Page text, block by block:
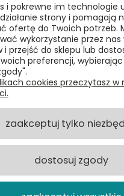
327
20, 00-020 Warszawa
i pokrewne im technologie
strony i pomagają
ofertę do Twoich potrzeb.
wykorzystanie przez nas
i przejść do sklepu lub
preferencji,
cookies przeczytasz w
zaakceptuj tylko
dostosuj zgody